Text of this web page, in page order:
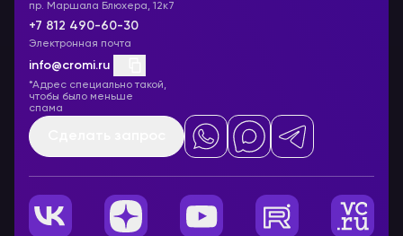
пр. Маршала Блюхера, 12к7
+7 812 490-60-30
Электронная почта
info@cromi.ru
*Адрес специально такой,
чтобы было меньше
спама